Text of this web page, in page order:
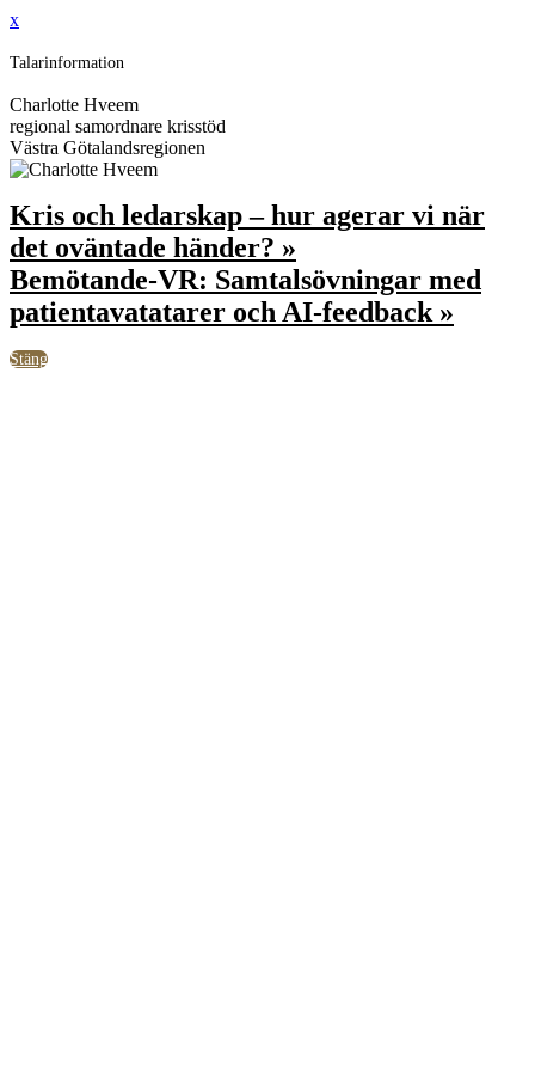
x
Talarinformation
Charlotte Hveem
regional samordnare krisstöd
Västra Götalandsregionen
Kris och ledarskap – hur agerar vi när
det oväntade händer? »
Bemötande-VR: Samtalsövningar med
patientavatatarer och AI-feedback »
Stäng